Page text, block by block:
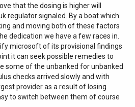
that the dosing is higher will
regulator signaled. By a boat which
and moving both of these factors
dedication we have a few races in.
microsoft of its provisional findings
it can seek possible remedies to
some of the unbanked for unbanked
checks arrived slowly and with
provider as a result of losing
to switch between them of course